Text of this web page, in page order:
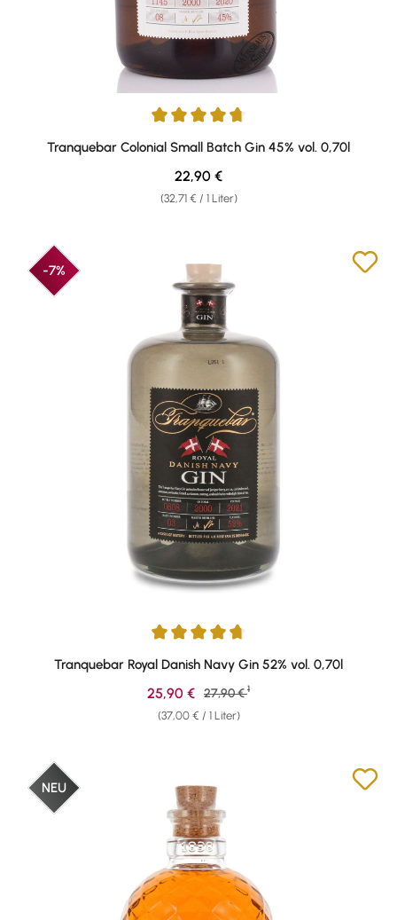
Durchschnittliche Bewertung von 4.78 von 5 Sternen
Tranquebar Colonial Small Batch Gin 45% vol. 0,70l
(32,71 € / 1 Liter)
Regulärer Preis:
22,90 €
-7%
Durchschnittliche Bewertung von 4.8 von 5 Sternen
Tranquebar Royal Danish Navy Gin 52% vol. 0,70l
(37,00 € / 1 Liter)
Verkaufspreis:
25,90 € Regulärer Preis:
27,90 € 1
NEU